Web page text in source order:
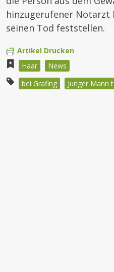
hinzugerufener Notarzt
seinen Tod feststellen.
Artikel Drucken
Haar
News
bei Grafing
Junger Mann